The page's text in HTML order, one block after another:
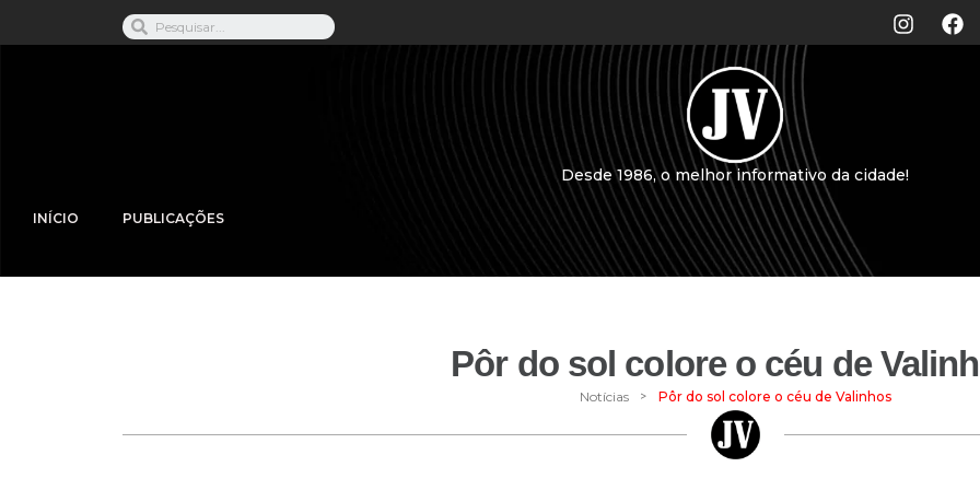
Desde 1986, o melhor informativo da cidade!
INÍCIO PUBLICAÇÕES
Pôr do sol colore o céu de
Notícias > Pôr do sol colore o céu de Valinhos